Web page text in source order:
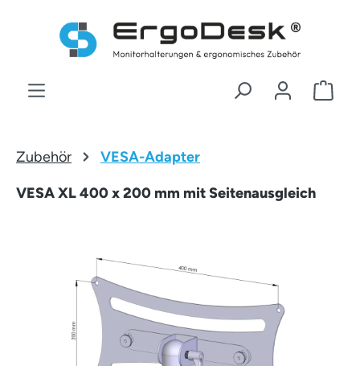
Zum Hauptinhalt springen
Zubehör VESA-Adapter
VESA XL 400 x 200 mm mit Seitenausgleich